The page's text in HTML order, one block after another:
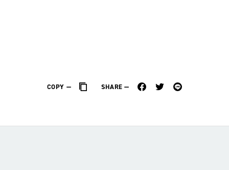
COPY SHARE